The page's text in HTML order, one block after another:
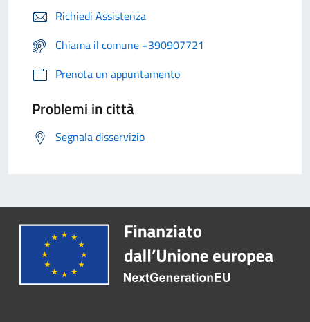
Richiedi Assistenza
Chiama il comune +390907721
Prenota un appuntamento
Problemi in città
Segnala disservizio